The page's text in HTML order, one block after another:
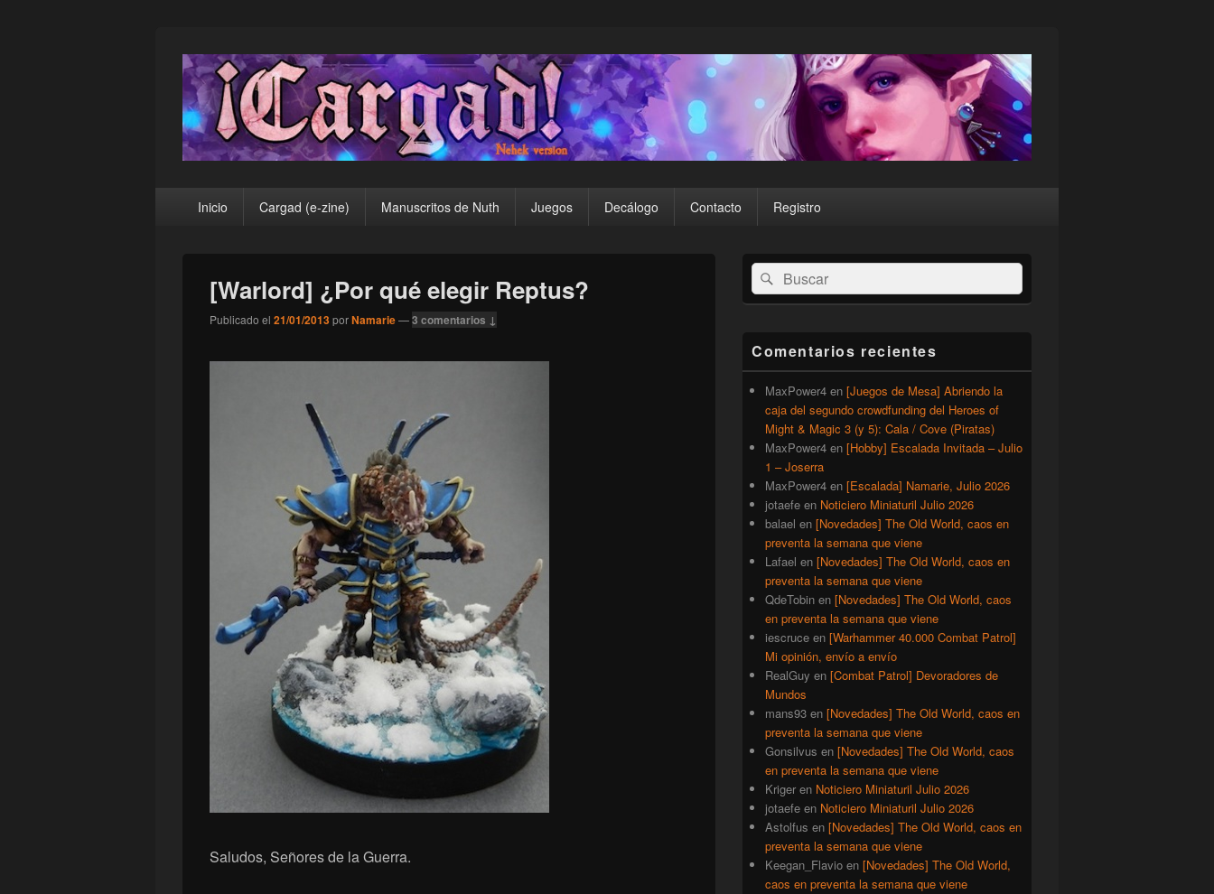
¡Cargad!
principalInicio Cargad (e-zine) Manuscritos de Nuth Juegos Decálogo Contacto Registro
[Warlord] ¿Por qué elegir Reptus?
Publicado el 21/01/2013porNamarie—3 comentarios ↓
Saludos, Señores de la Guerra.
El
área
de
lateral
primaria
Buscar
por:
Buscar
Comentarios recientes
MaxPower4 en [Juegos de Mesa] Abriendo la
caja del segundo crowdfunding del Heroes of
Might & Magic 3 (y 5): Cala / Cove (Piratas)
MaxPower4 en [Hobby] Escalada Invitada – Julio
1 – Joserra
MaxPower4 en [Escalada] Namarie, Julio 2026
jotaefe en Noticiero Miniaturil Julio 2026
balael en [Novedades] The Old World, caos en
preventa la semana que viene
Lafael en [Novedades] The Old World, caos en
preventa la semana que viene
QdeTobin en [Novedades] The Old World, caos
en preventa la semana que viene
iescruce en [Warhammer 40.000 Combat Patrol]
Mi opinión, envío a envío
RealGuy en [Combat Patrol] Devoradores de
Mundos
mans93 en [Novedades] The Old World, caos en
preventa la semana que viene
Gonsilvus en [Novedades] The Old World, caos
en preventa la semana que viene
Kriger en Noticiero Miniaturil Julio 2026
jotaefe en Noticiero Miniaturil Julio 2026
Astolfus en [Novedades] The Old World, caos en
preventa la semana que viene
Keegan_Flavio en [Novedades] The Old World,
caos en preventa la semana que viene